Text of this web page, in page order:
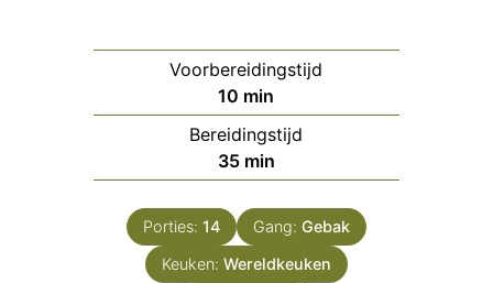
Voorbereidingstijd
10 minuten
min
Bereidingstijd
35minuten
min
Porties: 14 Gang: Gebak
Keuken: Wereldkeuken